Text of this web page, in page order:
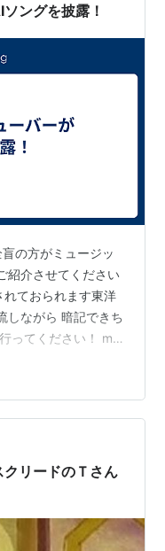
ングを披露！
の方がミュージッ
紹介させてください
れておられます東洋
しながら 暗記できち
ってください！ m(｡
です 31 回視聴
ギー）のメカニズム
記！ 「ツライよ
答えはここに！」
ため、スクリー…
リードのＴさん